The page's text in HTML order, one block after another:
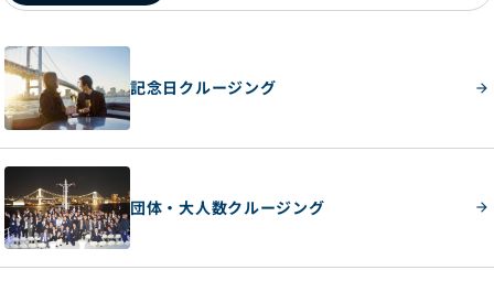
記念日クルージング
団体・大人数クルージング